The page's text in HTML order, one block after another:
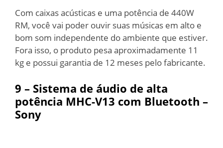
Com caixas acústicas e uma potência de 440W
RM, você vai poder ouvir suas músicas em alto e
bom som independente do ambiente que estiver.
Fora isso, o produto pesa aproximadamente 11
kg e possui garantia de 12 meses pelo fabricante.
9 – Sistema de áudio de alta
potência MHC-V13 com Bluetooth –
Sony